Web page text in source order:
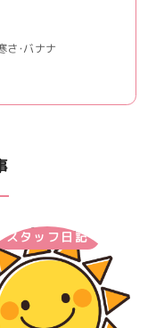
さ・バナナ
スタッフ日記